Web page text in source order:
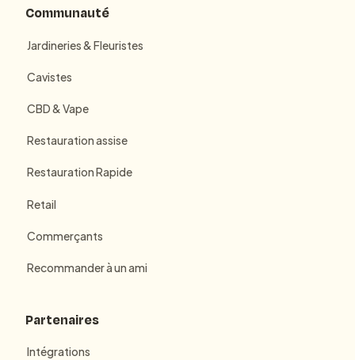
Communauté
Jardineries & Fleuristes
Cavistes
CBD & Vape
Restauration assise
Restauration Rapide
Retail
Commerçants
Recommander à un ami
Partenaires
Intégrations